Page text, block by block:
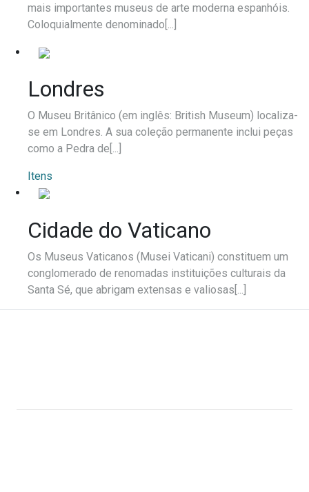
mais importantes museus de arte moderna espanhóis.
Coloquialmente denominado[...]
Londres
O Museu Britânico (em inglês: British Museum) localiza-
se em Londres. A sua coleção permanente inclui peças
como a Pedra de[...]
Itens
Cidade do Vaticano
Os Museus Vaticanos (Musei Vaticani) constituem um
conglomerado de renomadas instituições culturais da
Santa Sé, que abrigam extensas e valiosas[...]